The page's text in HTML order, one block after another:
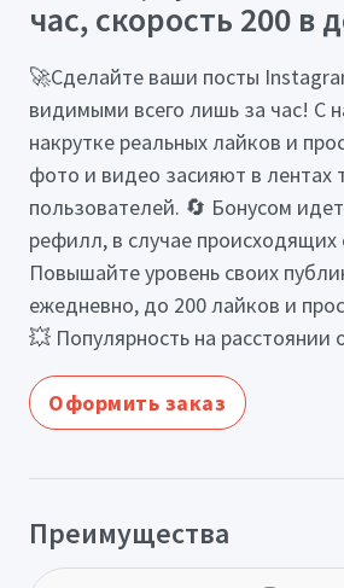
час, скорость 200 в
🚀Сделайте ваши посты
видимыми всего лишь за час! С
накрутке реальных лайков и
фото и видео засияют в лентах
пользователей. 🔄 Бонусом
рефилл, в случае происходящих
Повышайте уровень своих
ежедневно, до 200 лайков и
💥 Популярность на расстоянии
Оформить заказ
Преимущества